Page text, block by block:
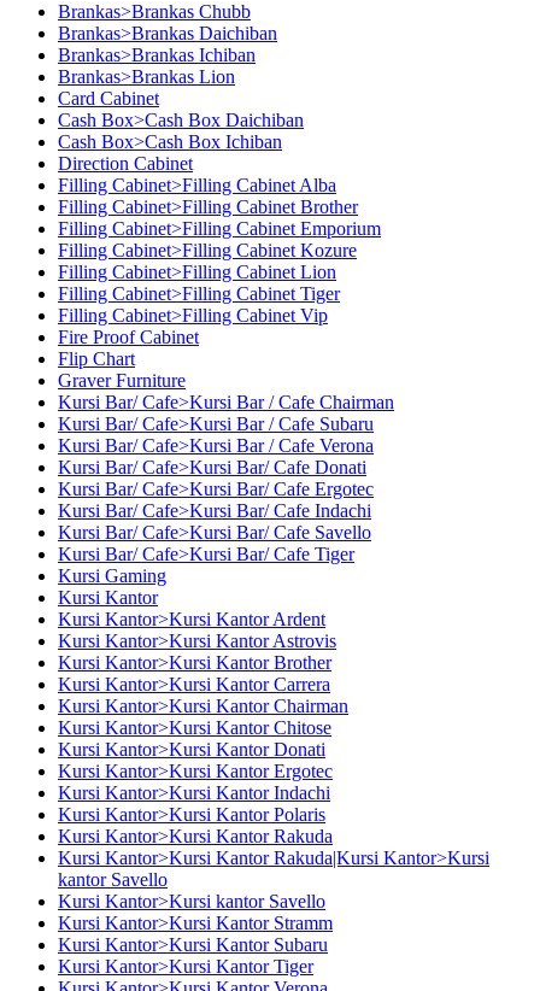
Brankas>Brankas Chubb
Brankas>Brankas Daichiban
Brankas>Brankas Ichiban
Brankas>Brankas Lion
Card Cabinet
Cash Box>Cash Box Daichiban
Cash Box>Cash Box Ichiban
Direction Cabinet
Filling Cabinet>Filling Cabinet Alba
Filling Cabinet>Filling Cabinet Brother
Filling Cabinet>Filling Cabinet Emporium
Filling Cabinet>Filling Cabinet Kozure
Filling Cabinet>Filling Cabinet Lion
Filling Cabinet>Filling Cabinet Tiger
Filling Cabinet>Filling Cabinet Vip
Fire Proof Cabinet
Flip Chart
Graver Furniture
Kursi Bar/ Cafe>Kursi Bar / Cafe Chairman
Kursi Bar/ Cafe>Kursi Bar / Cafe Subaru
Kursi Bar/ Cafe>Kursi Bar / Cafe Verona
Kursi Bar/ Cafe>Kursi Bar/ Cafe Donati
Kursi Bar/ Cafe>Kursi Bar/ Cafe Ergotec
Kursi Bar/ Cafe>Kursi Bar/ Cafe Indachi
Kursi Bar/ Cafe>Kursi Bar/ Cafe Savello
Kursi Bar/ Cafe>Kursi Bar/ Cafe Tiger
Kursi Gaming
Kursi Kantor
Kursi Kantor>Kursi Kantor Ardent
Kursi Kantor>Kursi Kantor Astrovis
Kursi Kantor>Kursi Kantor Brother
Kursi Kantor>Kursi Kantor Carrera
Kursi Kantor>Kursi Kantor Chairman
Kursi Kantor>Kursi Kantor Chitose
Kursi Kantor>Kursi Kantor Donati
Kursi Kantor>Kursi Kantor Ergotec
Kursi Kantor>Kursi Kantor Indachi
Kursi Kantor>Kursi Kantor Polaris
Kursi Kantor>Kursi Kantor Rakuda
Kursi Kantor>Kursi Kantor Rakuda|Kursi Kantor>Kursi
kantor Savello
Kursi Kantor>Kursi kantor Savello
Kursi Kantor>Kursi Kantor Stramm
Kursi Kantor>Kursi Kantor Subaru
Kursi Kantor>Kursi Kantor Tiger